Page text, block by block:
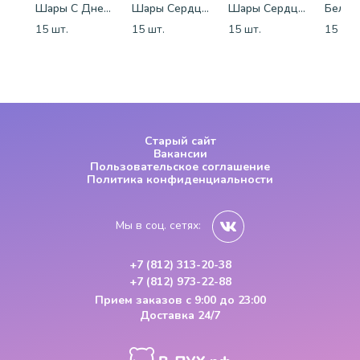
Шары С Днем Рождения
15 шт.
Шары Сердца бело-розово-красные
15 шт.
Шары Сердца красные
15 шт.
15 шт.
Старый сайт
Вакансии
Пользовательское соглашение
Политика конфиденциальности
Мы в соц. сетях:
+7 (812) 313-20-38
+7 (812) 973-22-88
Прием заказов с 9:00 до 23:00
Доставка 24/7